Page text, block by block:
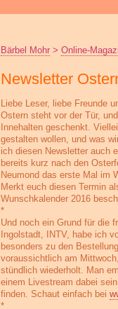
Bärbel Mohr > Online-
Newsletter
Liebe Leser, liebe Freunde
Ostern steht vor der Tür,
Innehalten geschenkt.
gestalten wollen, und was
ich diesen Newsletter auch
bereits kurz nach den
Neumond das erste Mal im
Merkt euch diesen Termin
Wunschkalender 2016
*
Und noch ein Grund für die
Ingolstadt, INTV, habe ich
besonders zu den
voraussichtlich am
stündlich wiederholt. Man
einem Livestream dabei
finden. Schaut einfach bei
*